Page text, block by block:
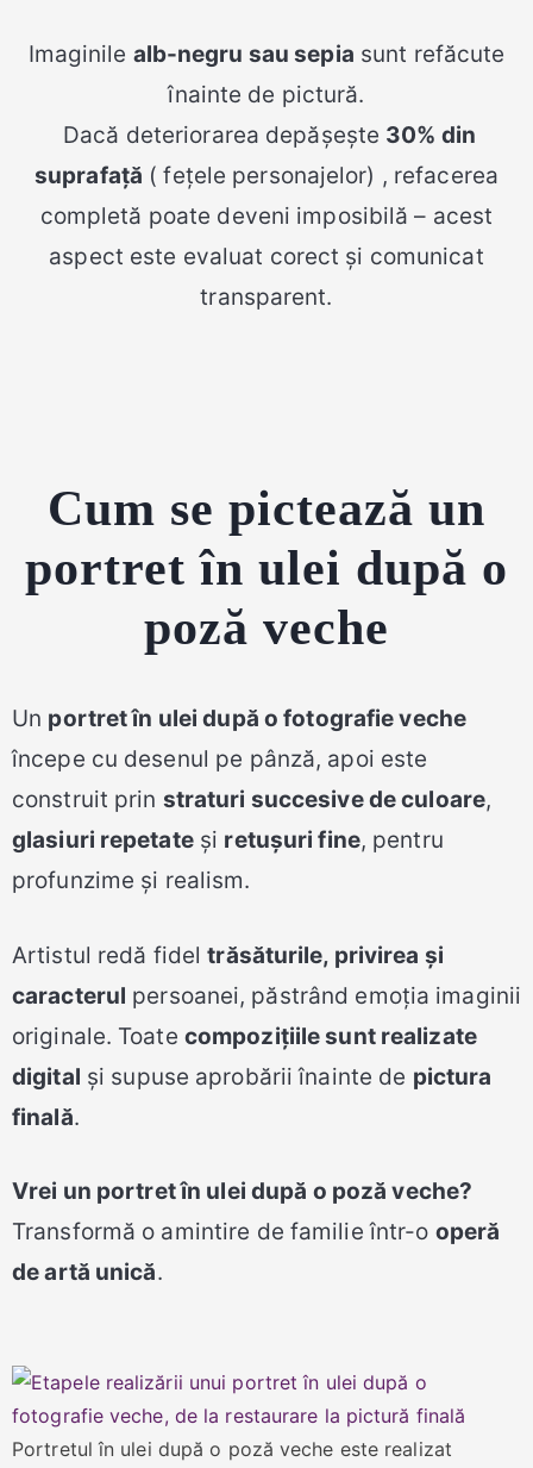
Imaginile alb-negru sau sepia sunt refăcute
înainte de pictură.
Dacă deteriorarea depășește 30% din
suprafață ( fețele personajelor) , refacerea
completă poate deveni imposibilă – acest
aspect este evaluat corect și comunicat
transparent.
Cum se pictează un
portret în ulei după o
poză veche
Un portret în ulei după o fotografie veche
începe cu desenul pe pânză, apoi este
construit prin straturi succesive de culoare,
glasiuri repetateși retușuri fine, pentru
profunzime și realism.
Artistul redă fideltrăsăturile, privirea și
caracterul persoanei, păstrând emoția imaginii
originale. Toate compozițiile sunt realizate
digital și supuse aprobării înainte de pictura
finală.
Vrei un portret în ulei după o poză veche?
Transformă o amintire de familie într-o operă
de artă unică.
Portretul în ulei după o poză veche este realizat